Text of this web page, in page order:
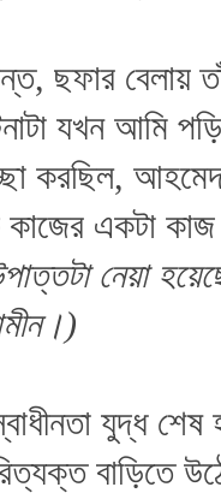
ছফার বেলায়
যখন আমি
করছিল,
কাজের একটা
নেয়া
যুদ্ধ
বাড়িতে